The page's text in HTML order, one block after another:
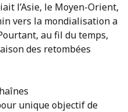
l’Asie, le Moyen-Orient,
vers la mondialisation a
au fil du temps,
des retombées
unique objectif de